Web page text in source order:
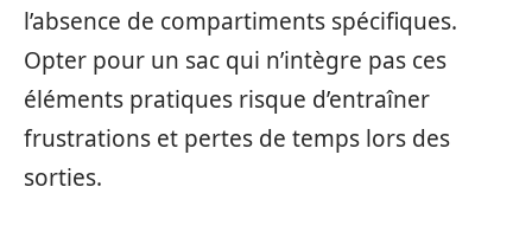
l’absence de compartiments spécifiques.
Opter pour un sac qui n’intègre pas ces
éléments pratiques risque d’entraîner
frustrations et pertes de temps lors des
sorties.